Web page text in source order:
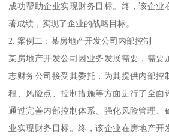
成功帮助企业实现财务目标。终，该企业
著成绩，实现了企业的战略目标。
2. 案例二：某房地产开发公司内部控制
某房地产开发公司因业务发展需要，需要
志财务公司接受其委托，为其提供内部控
程、风险点、控制措施等方面进行了全面
通过完善内部控制体系、强化风险管理、
业实现财务目标。终，该企业在房地产开